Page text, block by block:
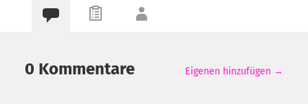
0 Kommentare Eigenen hinzufügen →